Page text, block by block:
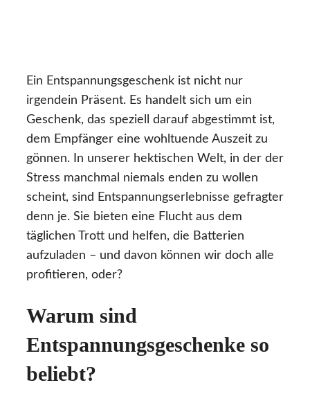
Ein Entspannungsgeschenk ist nicht nur
irgendein Präsent. Es handelt sich um ein
Geschenk, das speziell darauf abgestimmt ist,
dem Empfänger eine wohltuende Auszeit zu
gönnen. In unserer hektischen Welt, in der der
Stress manchmal niemals enden zu wollen
scheint, sind Entspannungserlebnisse gefragter
denn je. Sie bieten eine Flucht aus dem
täglichen Trott und helfen, die Batterien
aufzuladen – und davon können wir doch alle
profitieren, oder?
Warum sind
Entspannungsgeschenke so
beliebt?